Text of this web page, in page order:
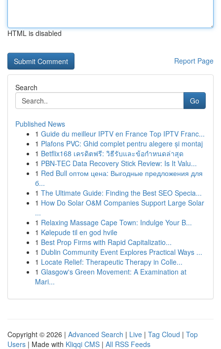
HTML is disabled
Report Page
Search
Go
Published News
1 Guide du meilleur IPTV en France Top IPTV Franc...
1 Plafons PVC: Ghid complet pentru alegere și montaj
1 Betflix168 เครดิตฟรี: วิธีรับและข้อกำหนดล่าสุด
1 PBN-TEC Data Recovery Stick Review: Is It Valu...
1 Red Bull оптом цена: Выгодные предложения для
б...
1 The Ultimate Guide: Finding the Best SEO Specia...
1 How Do Solar O&M Companies Support Large Solar
...
1 Relaxing Massage Cape Town: Indulge Your B...
1 Kølepude til en god hvile
1 Best Prop Firms with Rapid Capitalizatio...
1 Dublin Community Event Explores Practical Ways ...
1 Locate Relief: Therapeutic Therapy in Colle...
1 Glasgow's Green Movement: A Examination at
Mari...
Copyright © 2026 | Advanced Search | Live | Tag Cloud | Top
Users | Made with Kliqqi CMS | All RSS Feeds